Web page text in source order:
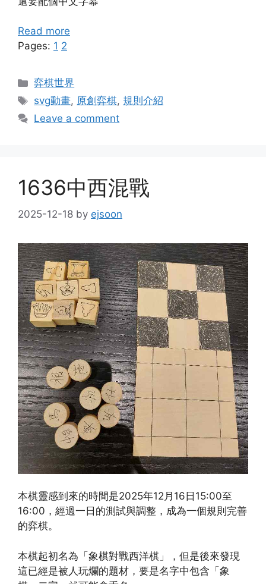
Read more
Pages: 1 2
Categories
弈棋世界
Tags
svg動畫, 原創弈棋, 規則介紹
Leave a comment
1636中西混戰
2025-12-18 by ejsoon
本棋靈感到來的時間是2025年12月16日15:00至
16:00，經過一日的測試與調整，成為一個規則完善
的弈棋。
本棋起初名為「象棋對戰西洋棋」，但是後來發現
這已經是被人玩爛的題材，要是名字中包含「象